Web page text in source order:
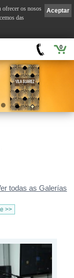
0
todas as Galerías
>>
Aceptar
ofrecer os nosos
das